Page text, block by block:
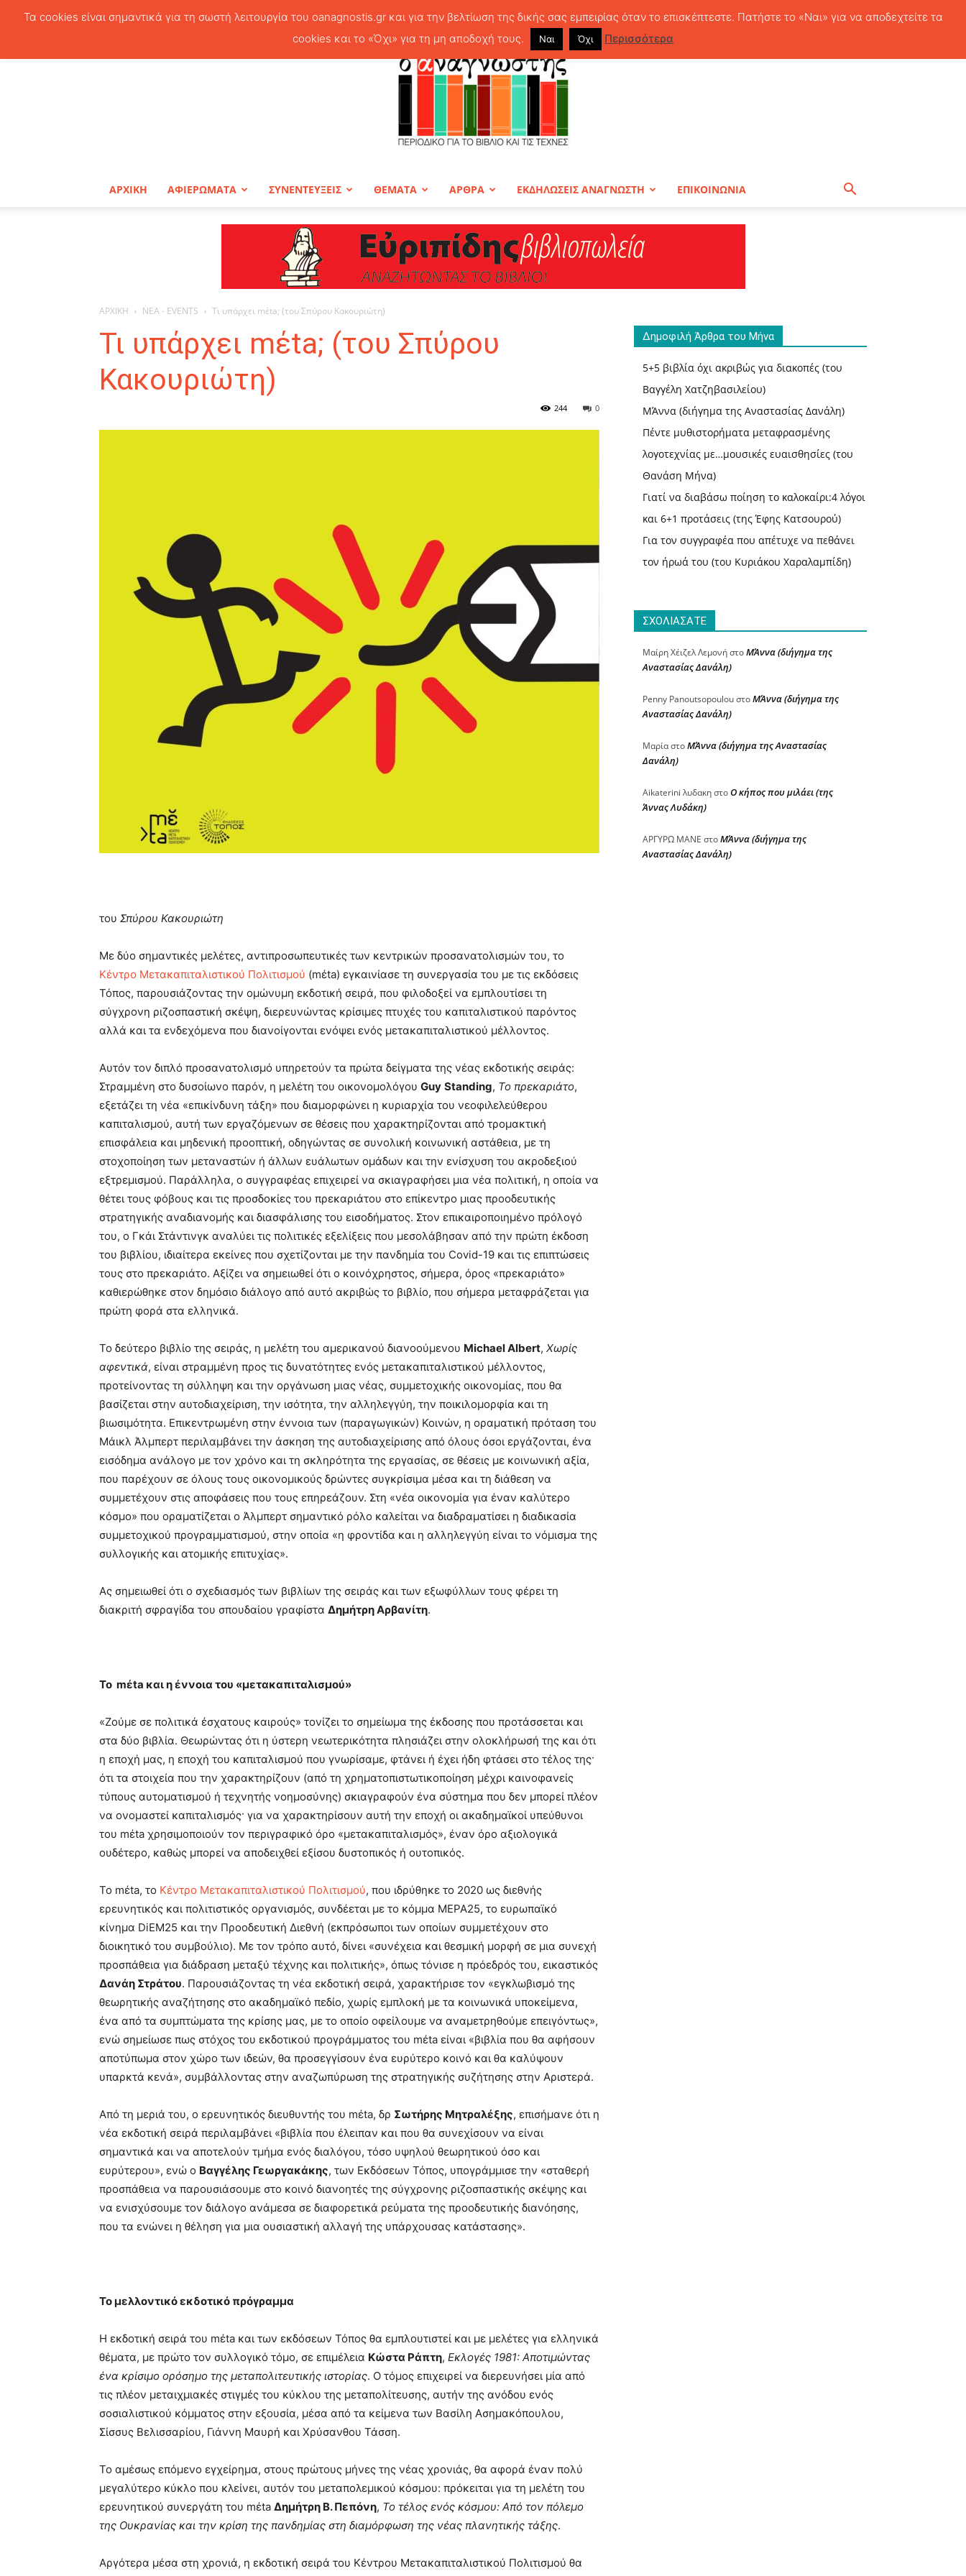
Σάββατο, 8 Αυγούστου, 2026
ΑΝΑΓΝΩΣΤΗΣ
ΒΙΒΛΙΟ
ΤΕΧΝΕΣ
ΑΡΧΙΚΗ ΑΦΙΕΡΩΜΑΤΑ ΣΥΝΕΝΤΕΥΞΕΙΣ ΘΕΜΑΤΑ ΑΡΘΡΑ ΕΚΔΗΛΩΣΕΙΣ ΑΝΑΓΝΩΣΤΗ ΕΠΙΚΟΙΝΩΝΙΑ
ΑΡΧΙΚΗ ΝΕΑ - EVENTS Τι υπάρχει mέta; (του Σπύρου Κακουριώτη)
Τι υπάρχει mέta; (του Σπύρου
Κακουριώτη)
0
244
του Σπύρου Κακουριώτη
Με δύο σημαντικές μελέτες, αντιπροσωπευτικές των κεντρικών προσανατολισμών του, το
Κέντρο Μετακαπιταλιστικού Πολιτισμού (mέta) εγκαινίασε τη συνεργασία του με τις εκδόσεις
Τόπος, παρουσιάζοντας την ομώνυμη εκδοτική σειρά, που φιλοδοξεί να εμπλουτίσει τη
σύγχρονη ριζοσπαστική σκέψη, διερευνώντας κρίσιμες πτυχές του καπιταλιστικού παρόντος
αλλά και τα ενδεχόμενα που διανοίγονται ενόψει ενός μετακαπιταλιστικού μέλλοντος.
Αυτόν τον διπλό προσανατολισμό υπηρετούν τα πρώτα δείγματα της νέας εκδοτικής σειράς:
Στραμμένη στο δυσοίωνο παρόν, η μελέτη του οικονομολόγου Guy Standing, Το πρεκαριάτο,
εξετάζει τη νέα «επικίνδυνη τάξη» που διαμορφώνει η κυριαρχία του νεοφιλελεύθερου
καπιταλισμού, αυτή των εργαζόμενων σε θέσεις που χαρακτηρίζονται από τρομακτική
επισφάλεια και μηδενική προοπτική, οδηγώντας σε συνολική κοινωνική αστάθεια, με τη
στοχοποίηση των μεταναστών ή άλλων ευάλωτων ομάδων και την ενίσχυση του ακροδεξιού
εξτρεμισμού. Παράλληλα, ο συγγραφέας επιχειρεί να σκιαγραφήσει μια νέα πολιτική, η οποία να
θέτει τους φόβους και τις προσδοκίες του πρεκαριάτου στο επίκεντρο μιας προοδευτικής
στρατηγικής αναδιανομής και διασφάλισης του εισοδήματος. Στον επικαιροποιημένο πρόλογό
του, ο Γκάι Στάντινγκ αναλύει τις πολιτικές εξελίξεις που μεσολάβησαν από την πρώτη έκδοση
του βιβλίου, ιδιαίτερα εκείνες που σχετίζονται με την πανδημία του Covid-19 και τις επιπτώσεις
τους στο πρεκαριάτο. Αξίζει να σημειωθεί ότι ο κοινόχρηστος, σήμερα, όρος «πρεκαριάτο»
καθιερώθηκε στον δημόσιο διάλογο από αυτό ακριβώς το βιβλίο, που σήμερα μεταφράζεται για
πρώτη φορά στα ελληνικά.
Το δεύτερο βιβλίο της σειράς, η μελέτη του αμερικανού διανοούμενου Michael Albert, Χωρίς
αφεντικά, είναι στραμμένη προς τις δυνατότητες ενός μετακαπιταλιστικού μέλλοντος,
προτείνοντας τη σύλληψη και την οργάνωση μιας νέας, συμμετοχικής οικονομίας, που θα
βασίζεται στην αυτοδιαχείριση, την ισότητα, την αλληλεγγύη, την ποικιλομορφία και τη
βιωσιμότητα. Επικεντρωμένη στην έννοια των (παραγωγικών) Κοινών, η οραματική πρόταση του
Μάικλ Άλμπερτ περιλαμβάνει την άσκηση της αυτοδιαχείρισης από όλους όσοι εργάζονται, ένα
εισόδημα ανάλογο με τον χρόνο και τη σκληρότητα της εργασίας, σε θέσεις με κοινωνική αξία,
που παρέχουν σε όλους τους οικονομικούς δρώντες συγκρίσιμα μέσα και τη διάθεση να
συμμετέχουν στις αποφάσεις που τους επηρεάζουν. Στη «νέα οικονομία για έναν καλύτερο
κόσμο» που οραματίζεται ο Άλμπερτ σημαντικό ρόλο καλείται να διαδραματίσει η διαδικασία
συμμετοχικού προγραμματισμού, στην οποία «η φροντίδα και η αλληλεγγύη είναι το νόμισμα της
συλλογικής και ατομικής επιτυχίας».
Ας σημειωθεί ότι ο σχεδιασμός των βιβλίων της σειράς και των εξωφύλλων τους φέρει τη
διακριτή σφραγίδα του σπουδαίου γραφίστα Δημήτρη Αρβανίτη.
Το mέta και η έννοια του «μετακαπιταλισμού»
«Ζούμε σε πολιτικά έσχατους καιρούς» τονίζει το σημείωμα της έκδοσης που προτάσσεται και
στα δύο βιβλία. Θεωρώντας ότι η ύστερη νεωτερικότητα πλησιάζει στην ολοκλήρωσή της και ότι
η εποχή μας, η εποχή του καπιταλισμού που γνωρίσαμε, φτάνει ή έχει ήδη φτάσει στο τέλος της·
ότι τα στοιχεία που την χαρακτηρίζουν (από τη χρηματοπιστωτικοποίηση μέχρι καινοφανείς
τύπους αυτοματισμού ή τεχνητής νοημοσύνης) σκιαγραφούν ένα σύστημα που δεν μπορεί πλέον
να ονομαστεί καπιταλισμός· για να χαρακτηρίσουν αυτή την εποχή οι ακαδημαϊκοί υπεύθυνοι
του mέta χρησιμοποιούν τον περιγραφικό όρο «μετακαπιταλισμός», έναν όρο αξιολογικά
ουδέτερο, καθώς μπορεί να αποδειχθεί εξίσου δυστοπικός ή ουτοπικός.
Το mέta, το Κέντρο Μετακαπιταλιστικού Πολιτισμού, που ιδρύθηκε το 2020 ως διεθνής
ερευνητικός και πολιτιστικός οργανισμός, συνδέεται με το κόμμα ΜΕΡΑ25, το ευρωπαϊκό
κίνημα DiEM25 και την Προοδευτική Διεθνή (εκπρόσωποι των οποίων συμμετέχουν στο
διοικητικό του συμβούλιο). Με τον τρόπο αυτό, δίνει «συνέχεια και θεσμική μορφή σε μια συνεχή
προσπάθεια για διάδραση μεταξύ τέχνης και πολιτικής», όπως τόνισε η πρόεδρός του, εικαστικός
Δανάη Στράτου. Παρουσιάζοντας τη νέα εκδοτική σειρά, χαρακτήρισε τον «εγκλωβισμό της
θεωρητικής αναζήτησης στο ακαδημαϊκό πεδίο, χωρίς εμπλοκή με τα κοινωνικά υποκείμενα,
ένα από τα συμπτώματα της κρίσης μας, με το οποίο οφείλουμε να αναμετρηθούμε επειγόντως»,
ενώ σημείωσε πως στόχος του εκδοτικού προγράμματος του mέta είναι «βιβλία που θα αφήσουν
αποτύπωμα στον χώρο των ιδεών, θα προσεγγίσουν ένα ευρύτερο κοινό και θα καλύψουν
υπαρκτά κενά», συμβάλλοντας στην αναζωπύρωση της στρατηγικής συζήτησης στην Αριστερά.
Από τη μεριά του, ο ερευνητικός διευθυντής του mέta, δρ Σωτήρης Μητραλέξης, επισήμανε ότι η
νέα εκδοτική σειρά περιλαμβάνει «βιβλία που έλειπαν και που θα συνεχίσουν να είναι
σημαντικά και να αποτελούν τμήμα ενός διαλόγου, τόσο υψηλού θεωρητικού όσο και
ευρύτερου», ενώ ο Βαγγέλης Γεωργακάκης, των Εκδόσεων Τόπος, υπογράμμισε την «σταθερή
προσπάθεια να παρουσιάσουμε στο κοινό διανοητές της σύγχρονης ριζοσπαστικής σκέψης και
να ενισχύσουμε τον διάλογο ανάμεσα σε διαφορετικά ρεύματα της προοδευτικής διανόησης,
που τα ενώνει η θέληση για μια ουσιαστική αλλαγή της υπάρχουσας κατάστασης».
Το μελλοντικό εκδοτικό πρόγραμμα
Η εκδοτική σειρά του mέta και των εκδόσεων Τόπος θα εμπλουτιστεί και με μελέτες για ελληνικά
θέματα, με πρώτο τον συλλογικό τόμο, σε επιμέλεια Κώστα Ράπτη, Εκλογές 1981: Αποτιμώντας
ένα κρίσιμο ορόσημο της μεταπολιτευτικής ιστορίας. Ο τόμος επιχειρεί να διερευνήσει μία από
τις πλέον μεταιχμιακές στιγμές του κύκλου της μεταπολίτευσης, αυτήν της ανόδου ενός
σοσιαλιστικού κόμματος στην εξουσία, μέσα από τα κείμενα των Βασίλη Ασημακόπουλου,
Σίσσυς Βελισσαρίου, Γιάννη Μαυρή και Χρύσανθου Τάσση.
Το αμέσως επόμενο εγχείρημα, στους πρώτους μήνες της νέας χρονιάς, θα αφορά έναν πολύ
μεγαλύτερο κύκλο που κλείνει, αυτόν του μεταπολεμικού κόσμου: πρόκειται για τη μελέτη του
ερευνητικού συνεργάτη του mέta Δημήτρη Β. Πεπόνη, Το τέλος ενός κόσμου: Από τον πόλεμο
της Ουκρανίας και την κρίση της πανδημίας στη διαμόρφωση της νέας πλανητικής τάξης.
Αργότερα μέσα στη χρονιά, η εκδοτική σειρά του Κέντρου Μετακαπιταλιστικού Πολιτισμού θα
Δημοφιλή Άρθρα του Μήνα
5+5 βιβλία όχι ακριβώς για διακοπές (του
Βαγγέλη Χατζηβασιλείου)
ΜΆννα (διήγημα της Αναστασίας Δανάλη)
Πέντε μυθιστορήματα μεταφρασμένης
λογοτεχνίας με…μουσικές ευαισθησίες (του
Θανάση Μήνα)
Γιατί να διαβάσω ποίηση το καλοκαίρι:4 λόγοι
και 6+1 προτάσεις (της Έφης Κατσουρού)
Για τον συγγραφέα που απέτυχε να πεθάνει
τον ήρωά του (του Κυριάκου Χαραλαμπίδη)
ΣΧΟΛΙΑΣΑΤΕ
Μαίρη Χέιζελ ΛεμονήστοΜΆννα (διήγημα της
Αναστασίας Δανάλη)
Penny PanoutsopoulouστοΜΆννα (διήγημα της
Αναστασίας Δανάλη)
ΜαρίαστοΜΆννα (διήγημα της Αναστασίας
Δανάλη)
Aikaterini λυδακηστοΟ κήπος που μιλάει (της
Άννας Λυδάκη)
ΑΡΓΥΡΩ ΜΑΝΕ στοΜΆννα (διήγημα της
Αναστασίας Δανάλη)
Τα cookies είναι σημαντικά για τη σωστή λειτουργία του oanagnostis.gr και για την βελτίωση της δικής σας εμπειρίας όταν το επισκέπτεστε. Πατήστε το «Ναι» για να αποδεχτείτε τα
cookies και το «Όχι» για τη μη αποδοχή τους.
Ναι Όχι Περισσότερα